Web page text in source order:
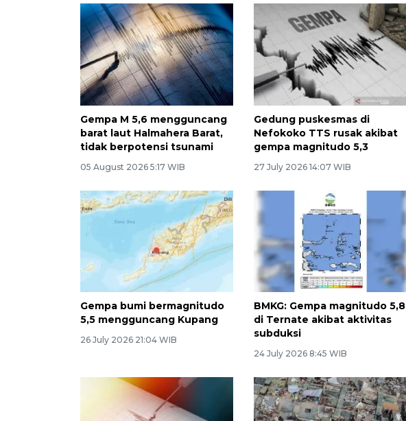
Gempa M 5,6 mengguncang
barat laut Halmahera Barat,
tidak berpotensi tsunami
05 August 2026 5:17 WIB
Gedung puskesmas di
Nefokoko TTS rusak akibat
gempa magnitudo 5,3
27 July 2026 14:07 WIB
Gempa bumi bermagnitudo
5,5 mengguncang Kupang
26 July 2026 21:04 WIB
BMKG: Gempa magnitudo 5,8
di Ternate akibat aktivitas
subduksi
24 July 2026 8:45 WIB